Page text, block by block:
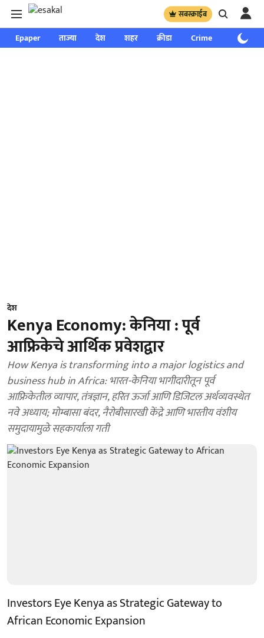
सबस्क्राईब
Epaper ताज्या देश शहर क्रीडा Crime साप्ताहिक
देश
Kenya Economy: केनिया : पूर्व
आफ्रिकेचे आर्थिक प्रवेशद्वार
How Kenya is transforming into a major logistics and
business hub in Africa: भारत-केनिया भागीदारीतून पूर्व
आफ्रिकेतील व्यापार, तंत्रज्ञान, हरित ऊर्जा आणि डिजिटल अर्थव्यवस्थेत
नवे अध्याय; मोम्बासा बंदर, नैरोबीसारखी केंद्रे आणि भारतीय वंशीय
समुदायामुळे सहकार्याला गती
Investors Eye Kenya as Strategic Gateway to
African Economic Expansion